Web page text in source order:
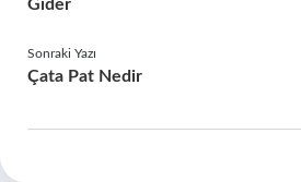
Gider
Sonraki Yazı
Çata Pat Nedir